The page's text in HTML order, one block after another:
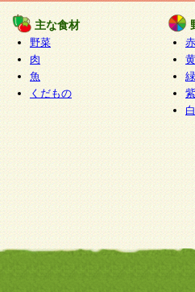
が行われるよう監督
○開示対象個人情報の
本人からの求めによ
報の利用目的の通知
停止・消去及び第三
といいます。）に応
開示等に応じる窓口
ぱくすく食堂個人
m
個人情報を与えるこ
意をいただけない場
お問い合わせ・ご相
主な食材
野菜
肉
魚
くだもの